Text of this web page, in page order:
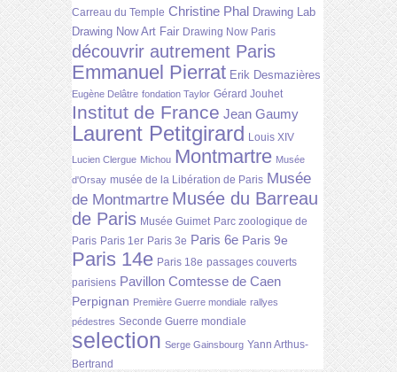
Carreau du Temple Christine Phal Drawing Lab
Drawing Now Art Fair Drawing Now Paris
découvrir autrement Paris
Emmanuel Pierrat Erik Desmazières
Eugène Delâtre fondation Taylor Gérard Jouhet
Institut de France Jean Gaumy
Laurent Petitgirard Louis XIV
Lucien Clergue Michou Montmartre Musée
d'Orsay musée de la Libération de Paris Musée
de Montmartre Musée du Barreau
de Paris Musée Guimet Parc zoologique de
Paris Paris 1er Paris 3e Paris 6e Paris 9e
Paris 14e Paris 18e passages couverts
parisiens Pavillon Comtesse de Caen
Perpignan Première Guerre mondiale rallyes
pédestres Seconde Guerre mondiale
selection Serge Gainsbourg Yann Arthus-
Bertrand